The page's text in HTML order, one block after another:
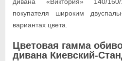
покупателя широким
вариантах цвета.
Цветовая гамма
дивана Киевский-